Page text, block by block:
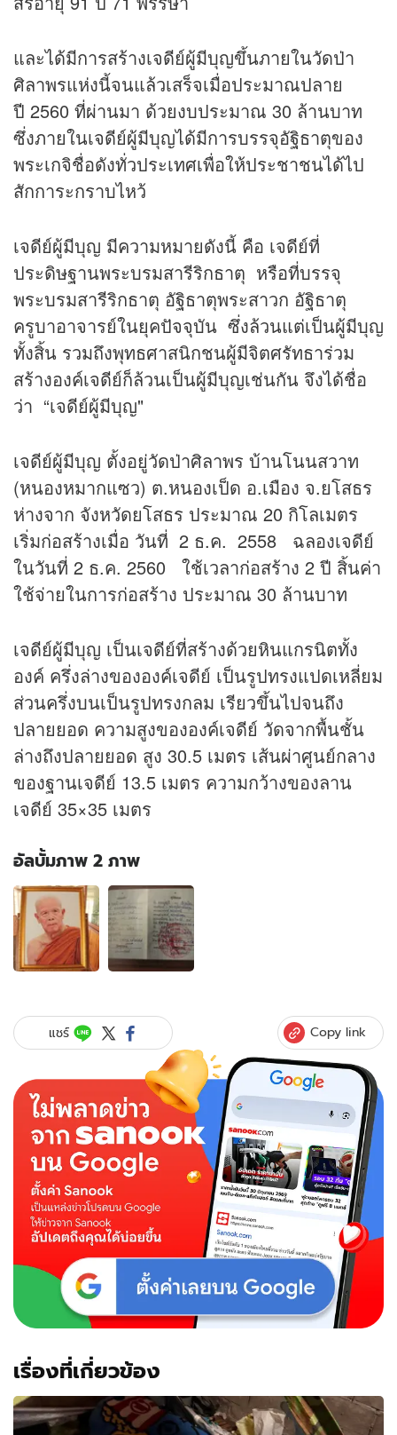
และได้มีการสร้างเจดีย์ผู้มีบุญขึ้นภายในวัดป่า
ศิลาพรแห่งนี้จนแล้วเสร็จเมื่อประมาณปลาย
ปี 2560 ที่ผ่านมา ด้วยงบประมาณ 30 ล้านบาท
ซึ่งภายในเจดีย์ผู้มีบุญได้มีการบรรจุอัฐิธาตุของ
พระเกจิชื่อดังทั่วประเทศเพื่อให้ประชาชนได้ไป
สักการะกราบไหว้
เจดีย์ผู้มีบุญ มีความหมายดังนี้ คือ เจดีย์ที่
ประดิษฐานพระบรมสารีริกธาตุ หรือที่บรรจุ
พระบรมสารีริกธาตุ อัฐิธาตุพระสาวก อัฐิธาตุ
ครูบาอาจารย์ในยุคปัจจุบัน ซึ่งล้วนแต่เป็นผู้มีบุญ
ทั้งสิ้น รวมถึงพุทธศาสนิกชนผู้มีจิตศรัทธาร่วม
สร้างองค์เจดีย์ก็ล้วนเป็นผู้มีบุญเช่นกัน จึงได้ชื่อ
ว่า “เจดีย์ผู้มีบุญ"
เจดีย์ผู้มีบุญ ตั้งอยู่วัดป่าศิลาพร บ้านโนนสวาท
(หนองหมากแซว) ต.หนองเป็ด อ.เมือง จ.ยโสธร
ห่างจาก จังหวัดยโสธร ประมาณ 20 กิโลเมตร
เริ่มก่อสร้างเมื่อ วันที่ 2 ธ.ค. 2558 ฉลองเจดีย์
ในวันที่ 2 ธ.ค. 2560 ใช้เวลาก่อสร้าง 2 ปี สิ้นค่า
ใช้จ่ายในการก่อสร้าง ประมาณ 30 ล้านบาท
เจดีย์ผู้มีบุญ เป็นเจดีย์ที่สร้างด้วยหินแกรนิตทั้ง
องค์ ครึ่งล่างขององค์เจดีย์ เป็นรูปทรงแปดเหลี่ยม
ส่วนครึ่งบนเป็นรูปทรงกลม เรียวขึ้นไปจนถึง
ปลายยอด ความสูงขององค์เจดีย์ วัดจากพื้นชั้น
ล่างถึงปลายยอด สูง 30.5 เมตร เส้นผ่าศูนย์กลาง
ของฐานเจดีย์ 13.5 เมตร ความกว้างของลาน
เจดีย์ 35×35 เมตร
อัลบั้มภาพ 2 ภาพ
อัลบั้ม
ภาพ
2
ภาพ
ของ
“หลวง
ปู่
มี”
ศิษย์
อาวุโส
หลวง
มั่น-
หลวง
ตาม
ละ
แล้ว
ด้วย
สงบ
แชร์ Copy link
เรื่องที่เกี่ยวข้อง